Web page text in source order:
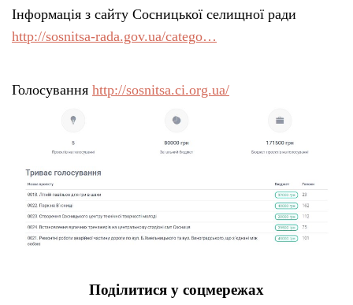
Інформація з сайту Сосницької селищної ради
http://sosnitsa-rada.gov.ua/catego…
Голосування http://sosnitsa.ci.org.ua/
Поділитися у соцмережах